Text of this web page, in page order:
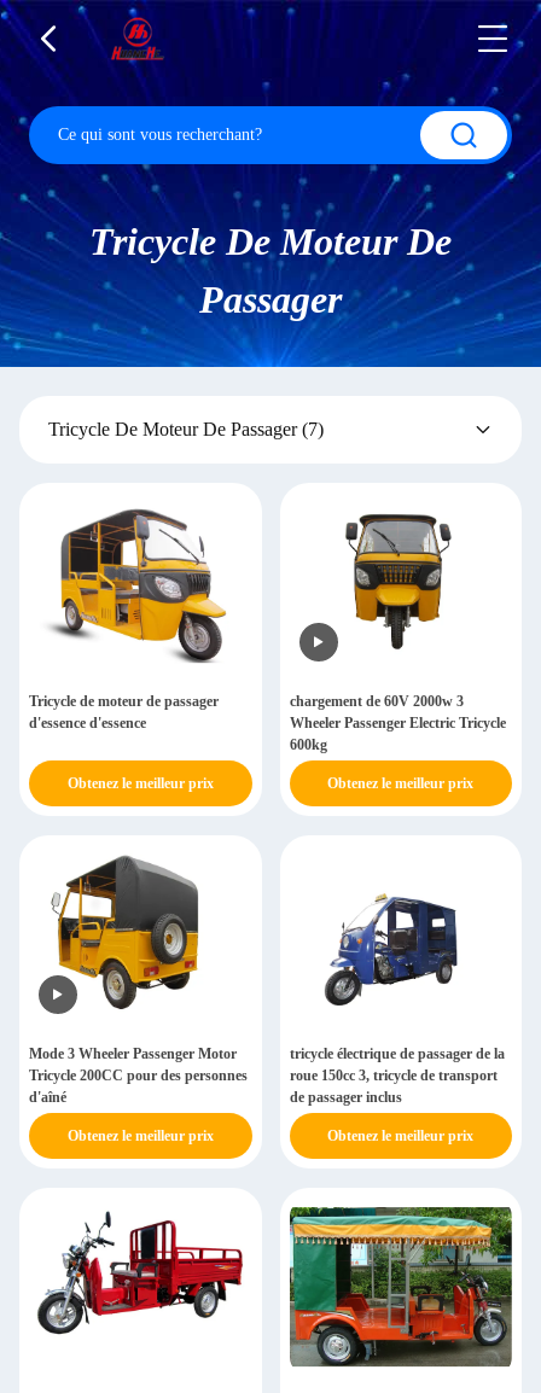
Tricycle De Moteur De
Passager
Tricycle De Moteur De Passager(7)
Tricycle de moteur de passager
d'essence d'essence
Obtenez le meilleur prix
chargement de 60V 2000w 3
Wheeler Passenger Electric Tricycle
600kg
Obtenez le meilleur prix
Mode 3 Wheeler Passenger Motor
Tricycle 200CC pour des personnes
d'aîné
Obtenez le meilleur prix
tricycle électrique de passager de la
roue 150cc 3, tricycle de transport
de passager inclus
Obtenez le meilleur prix